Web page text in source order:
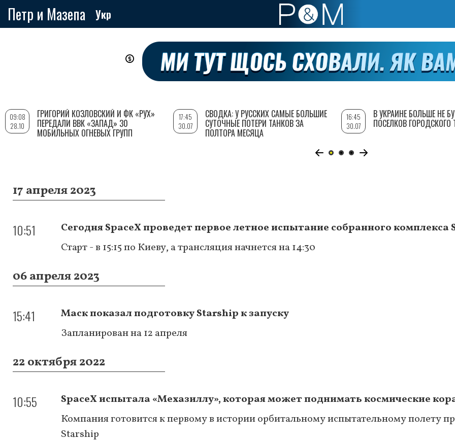
Петр и Мазепа Укр
17 апреля 2023
10:51
Сегодня SpaceX проведет первое летное испытание собранного комплекса
Старт - в 15:15 по Киеву, а трансляция начнется на 14:30
06 апреля 2023
15:41
Маск показал подготовку Starship к запуску
Запланирован на 12 апреля
22 октября 2022
10:55
SpaceX испытала «Мехазиллу», которая может поднимать космические
Компания готовится к первому в истории орбитальному испытательному полету
Starship
09:08
28.10
ГРИГОРИЙ КОЗЛОВСКИЙ И ФК «РУХ»
ПЕРЕДАЛИ ВВК «ЗАПАД» 30
МОБИЛЬНЫХ ОГНЕВЫХ ГРУПП
17:45
30.07
СВОДКА: У РУССКИХ САМЫЕ БОЛЬШИЕ
СУТОЧНЫЕ ПОТЕРИ ТАНКОВ ЗА
ПОЛТОРА МЕСЯЦА
16:45
30.07
В УКРАИНЕ БОЛЬШЕ НЕ
ПОСЕЛКОВ ГОРОДСКОГО